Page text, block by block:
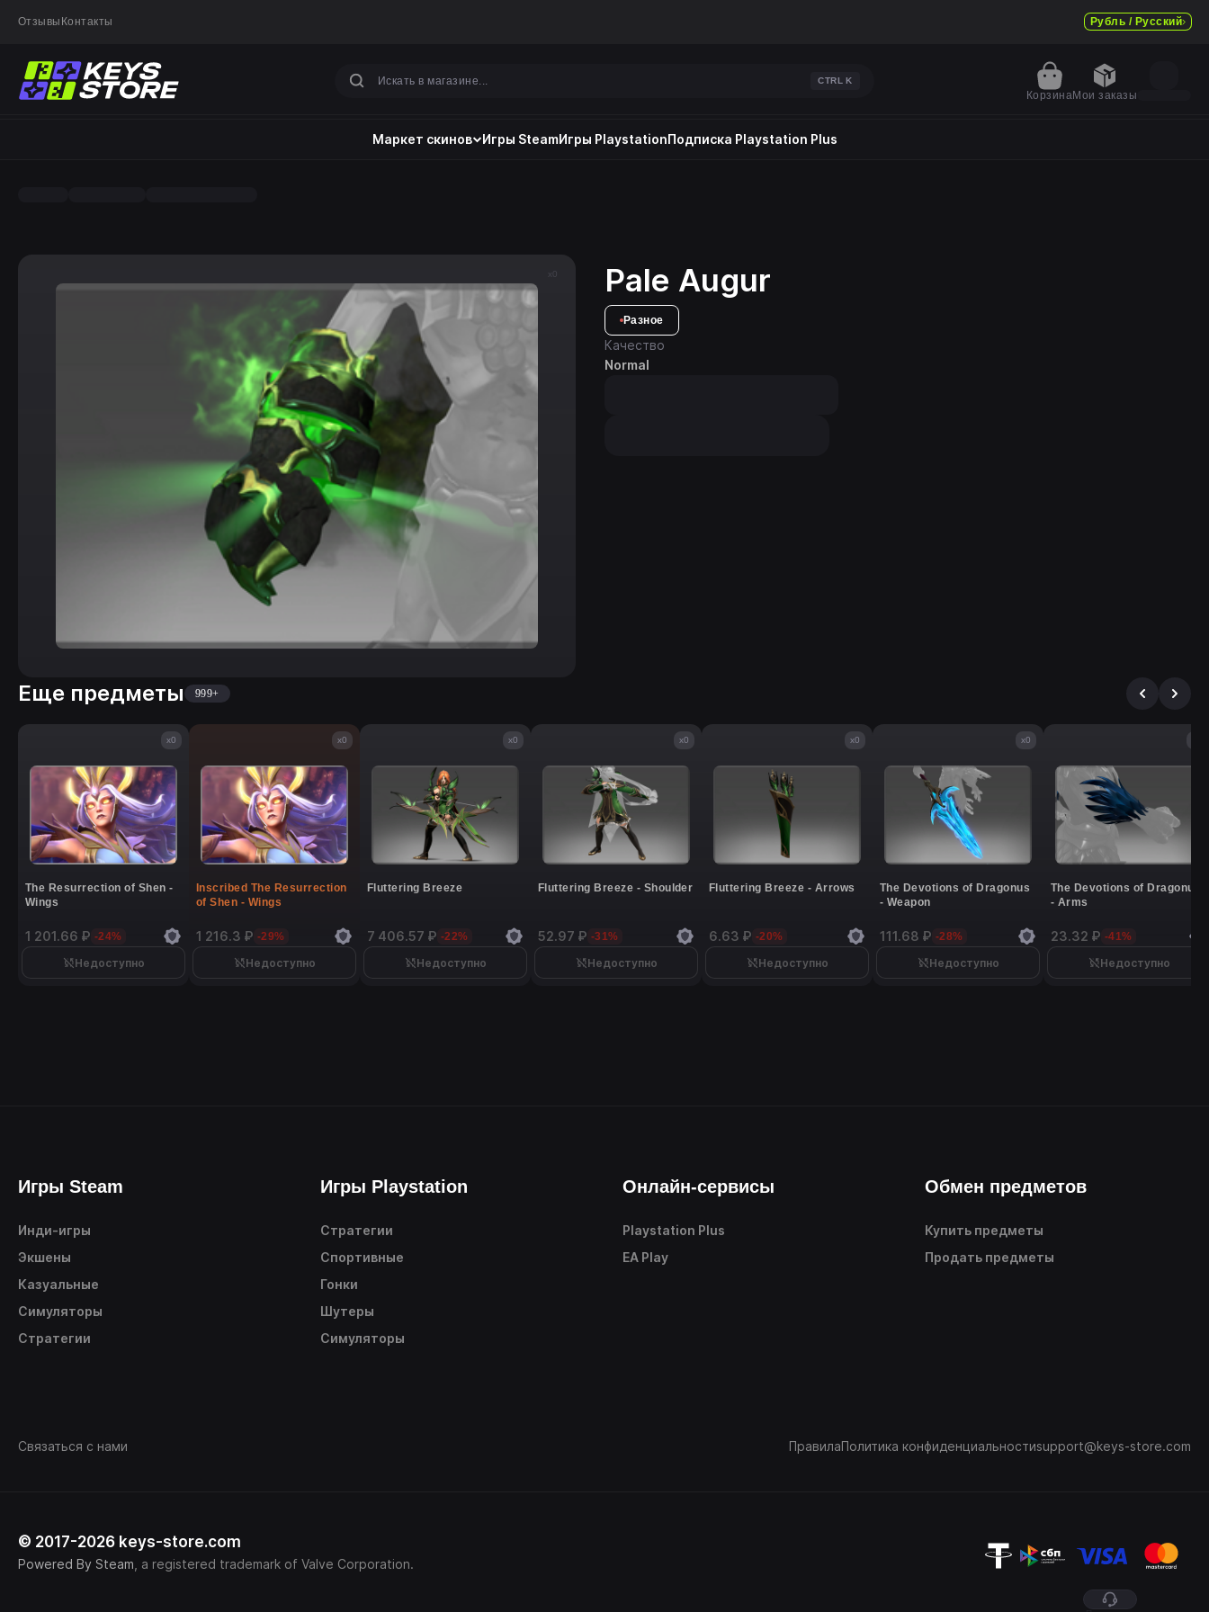
Отзывы Контакты Рубль / Русский
CTRL K
КорзинаМои заказы
Маркет скинов Игры SteamИгры PlaystationПодписка Playstation Plus
x0 Pale Augur
Разное
Качество
Normal
Еще предметы 999+
x0
The Resurrection of Shen -
Wings
1 201.66 ₽ -24%
Недоступно
x0
Inscribed The Resurrection
of Shen - Wings
1 216.3 ₽ -29%
Недоступно
x0
Fluttering Breeze
7 406.57 ₽ -22%
Недоступно
x0
Fluttering Breeze - Shoulder
52.97 ₽ -31%
Недоступно
x0
Fluttering Breeze - Arrows
6.63 ₽ -20%
Недоступно
x0
The Devotions of Dragonus
- Weapon
111.68 ₽ -28%
Недоступно
The Devotions of Dragonus
- Arms
23.32 ₽ -41%
Недоступно
Игры Steam
Инди-игры
Экшены
Казуальные
Симуляторы
Стратегии
Игры Playstation
Стратегии
Спортивные
Гонки
Шутеры
Симуляторы
Онлайн-сервисы
Playstation Plus
EA Play
Обмен предметов
Купить предметы
Продать предметы
Связаться с нами ПравилаПолитика конфиденциальностиsupport@keys-store.com
© 2017-2026 keys-store.com
Powered By Steam , a registered trademark of Valve Corporation.